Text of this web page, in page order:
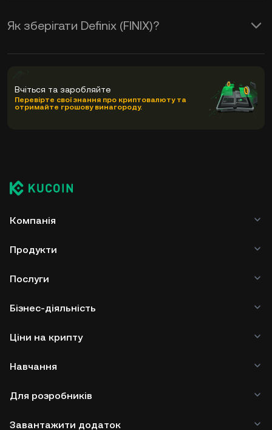
Як зберігати Definix (FINIX)?
Вчіться та заробляйте
Перевірте свої знання про криптовалюту та
отримайте грошову винагороду.
Компанія
Продукти
Послуги
Бізнес-діяльність
Ціни на крипту
Навчання
Для розробників
Завантажити додаток